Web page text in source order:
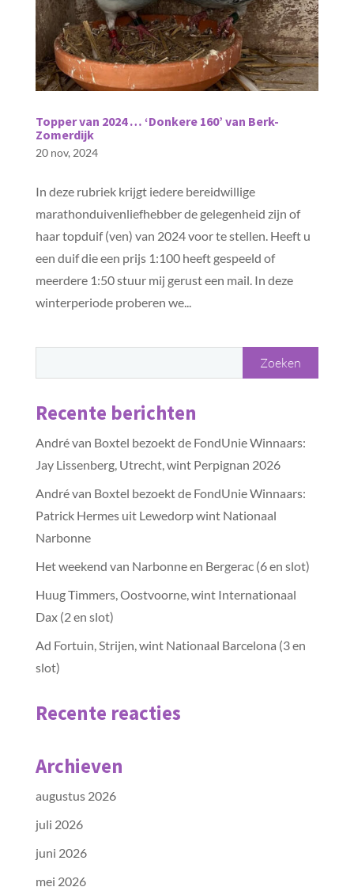
Topper van 2024 … ‘Donkere 160’ van Berk-
Zomerdijk
20 nov, 2024
In deze rubriek krijgt iedere bereidwillige
marathonduivenliefhebber de gelegenheid zijn of
haar topduif (ven) van 2024 voor te stellen. Heeft u
een duif die een prijs 1:100 heeft gespeeld of
meerdere 1:50 stuur mij gerust een mail. In deze
winterperiode proberen we...
Recente berichten
André van Boxtel bezoekt de FondUnie Winnaars:
Jay Lissenberg, Utrecht, wint Perpignan 2026
André van Boxtel bezoekt de FondUnie Winnaars:
Patrick Hermes uit Lewedorp wint Nationaal
Narbonne
Het weekend van Narbonne en Bergerac (6 en slot)
Huug Timmers, Oostvoorne, wint Internationaal
Dax (2 en slot)
Ad Fortuin, Strijen, wint Nationaal Barcelona (3 en
slot)
Recente reacties
Archieven
augustus 2026
juli 2026
juni 2026
mei 2026